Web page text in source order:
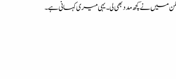
نےکچھ مدد بھی لی۔ یہی میری کہانی ہے۔